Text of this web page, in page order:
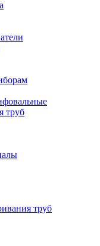
труб
труб